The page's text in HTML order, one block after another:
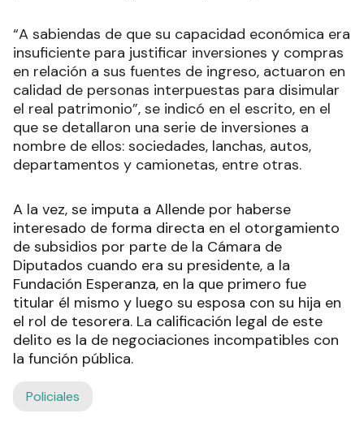
“A sabiendas de que su capacidad económica era
insuficiente para justificar inversiones y compras
en relación a sus fuentes de ingreso, actuaron en
calidad de personas interpuestas para disimular
el real patrimonio”, se indicó en el escrito, en el
que se detallaron una serie de inversiones a
nombre de ellos: sociedades, lanchas, autos,
departamentos y camionetas, entre otras.
A la vez, se imputa a Allende por haberse
interesado de forma directa en el otorgamiento
de subsidios por parte de la Cámara de
Diputados cuando era su presidente, a la
Fundación Esperanza, en la que primero fue
titular él mismo y luego su esposa con su hija en
el rol de tesorera. La calificación legal de este
delito es la de negociaciones incompatibles con
la función pública.
Policiales